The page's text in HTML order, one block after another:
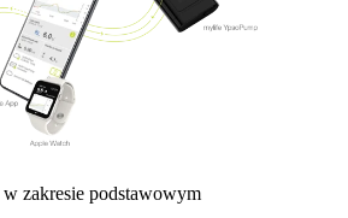
zakresie podstawowym